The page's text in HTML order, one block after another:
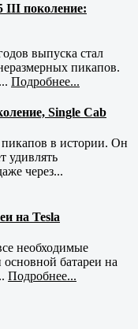
III поколение:
выпуска стал
пикапов.
Подробнее...
Single Cab
в истории. Он
удивлять
через...
на Tesla
необходимые
батареи на
Подробнее...